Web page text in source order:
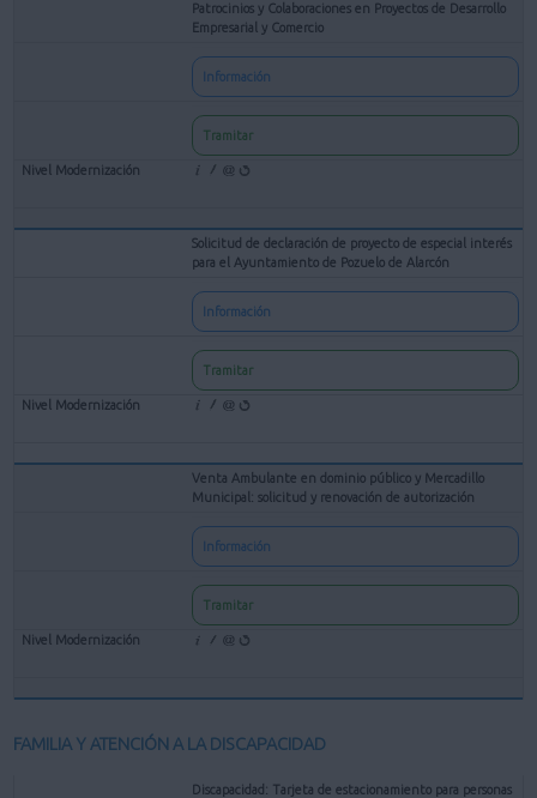
Patrocinios y Colaboraciones en Proyectos de Desarrollo
Empresarial y Comercio
Información
Tramitar
Solicitud de declaración de proyecto de especial interés
para el Ayuntamiento de Pozuelo de Alarcón
Información
Tramitar
Venta Ambulante en dominio público y Mercadillo
Municipal: solicitud y renovación de autorización
Información
Tramitar
FAMILIA Y ATENCIÓN A LA DISCAPACIDAD
Discapacidad: Tarjeta de estacionamiento para personas